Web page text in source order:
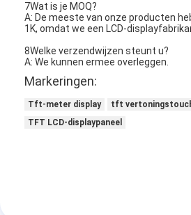
7Wat is je MOQ?
A: De meeste van onze producten
1K, omdat we een LCD-
8Welke verzendwijzen steunt u?
A: We kunnen ermee overleggen.
Markeringen:
Tft-meter display
tft
TFT LCD-displaypaneel